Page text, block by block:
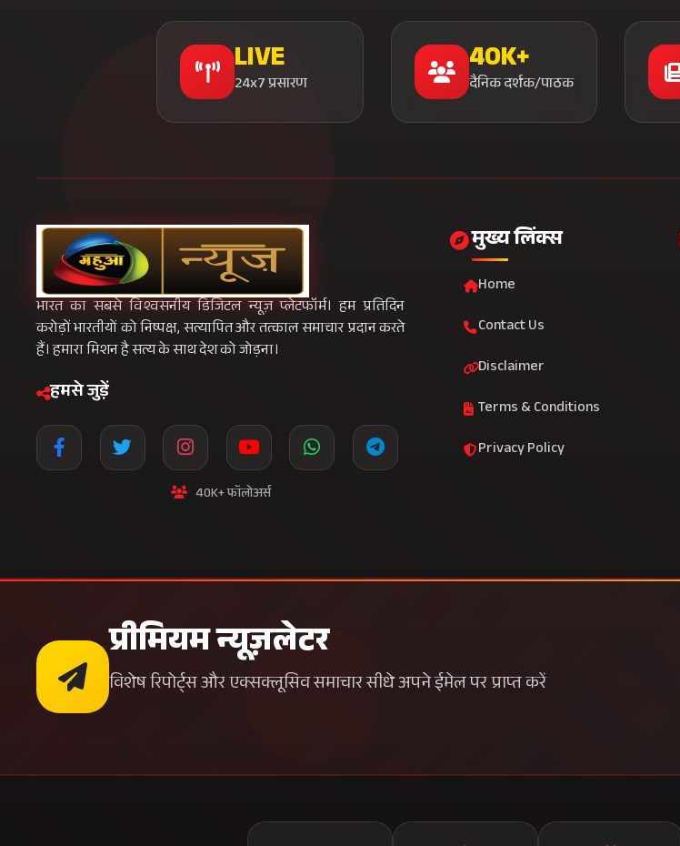
LIVE
24x7 प्रसारण
40K+
दैनिक दर्शक/पाठक
भारत का सबसे विश्वसनीय डिजिटल न्यूज़ प्लेटफॉर्म। हम प्रतिदिन
करोड़ों भारतीयों को निष्पक्ष, सत्यापित और तत्काल समाचार प्रदान करते
हैं। हमारा मिशन है सत्य के साथ देश को जोड़ना।
हमसे जुड़ें
40K+ फॉलोअर्स
मुख्य लिंक्स
Home
Contact Us
Disclaimer
Terms & Conditions
Privacy Policy
प्रीमियम न्यूज़लेटर
विशेष रिपोर्ट्स और एक्सक्लूसिव समाचार सीधे अपने ईमेल पर प्राप्त करें